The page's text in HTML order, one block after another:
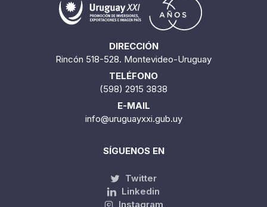
DIRECCIÓN
Rincón 518-528. Montevideo-Uruguay
TELÉFONO
(598) 2915 3838
E-MAIL
info@uruguayxxi.gub.uy
SÍGUENOS EN
Twitter
Linkedin
Instagram